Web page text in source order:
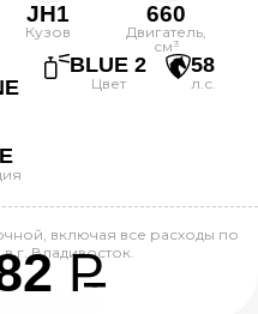
JH1
Кузов
660
Двигатель,
см³
BLUE 2
Цвет
58
л.с.
включая все расходы по
г. Владивосток.
P
--